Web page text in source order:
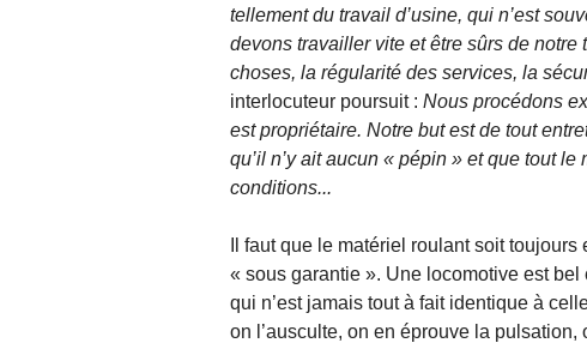
tellement du travail d’usine, qui n’est
devons travailler vite et être sûrs de
choses, la régularité des services, la
interlocuteur poursuit : Nous procédons
est propriétaire. Notre but est de tout
qu’il n’y ait aucun « pépin » et que tout
conditions...
Il faut que le matériel roulant soit
« sous garantie ». Une locomotive est
qui n’est jamais tout à fait identique à
on l’ausculte, on en éprouve la